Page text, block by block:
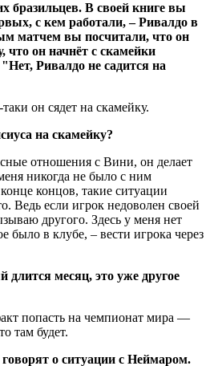
бразильцев. В своей книге вы
с кем работали, – Ривалдо в
матчем вы посчитали, что он
что он начнёт с скамейки
Ривалдо не садится на
он сядет на скамейку.
на скамейку?
отношения с Вини, он делает
никогда не было с ним
концов, такие ситуации
Ведь если игрок недоволен своей
другого. Здесь у меня нет
было в клубе, – вести игрока через
длится месяц, это уже другое
попасть на чемпионат мира —
там будет.
о ситуации с Неймаром.